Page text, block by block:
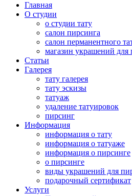
Главная
О студии
о студии тату
салон пирсинга
салон перманентного
магазин украшений для
Статьи
Галерея
тату галерея
тату эскизы
татуаж
удаление татуировок
пирсинг
Информация
информация о тату
информация о татуаже
информация о пирсинге
о пирсинге
виды украшений для
подарочный сертификат
Услуги